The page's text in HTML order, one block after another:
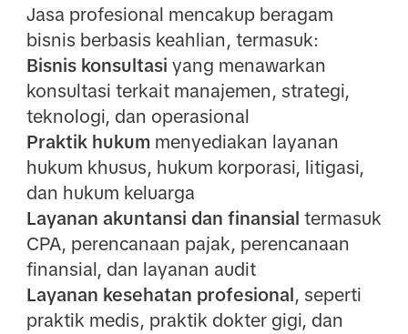
Jasa profesional mencakup beragam
bisnis berbasis keahlian, termasuk:
Bisnis konsultasi yang menawarkan
konsultasi terkait manajemen, strategi,
teknologi, dan operasional
Praktik hukum menyediakan layanan
hukum khusus, hukum korporasi, litigasi,
dan hukum keluarga
Layanan akuntansi dan finansial termasuk
CPA, perencanaan pajak, perencanaan
finansial, dan layanan audit
Layanan kesehatan profesional , seperti
praktik medis, praktik dokter gigi, dan